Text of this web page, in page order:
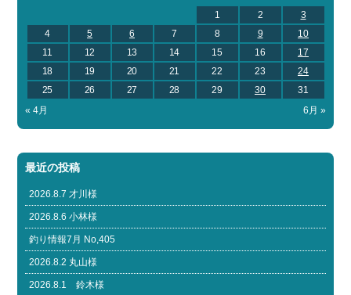
1
2
3
4
5 6 7 8 9
10
11
12 13 14 15 16
17
18
19 20 21 22 23
24
25
26 27 28 29 30
31
« 4月
6月 »
最近の投稿
2026.8.7 才川様
2026.8.6 小林様
釣り情報7月 No,405
2026.8.2 丸山様
2026.8.1 鈴木様